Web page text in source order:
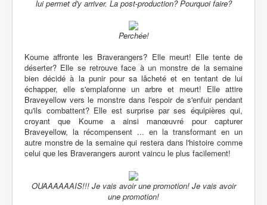
lui permet d'y arriver. La post-production? Pourquoi faire?
Perchée!
Koume affronte les Braverangers? Elle meurt! Elle tente de
déserter? Elle se retrouve face à un monstre de la semaine
bien décidé à la punir pour sa lâcheté et en tentant de lui
échapper, elle s'emplafonne un arbre et meurt! Elle attire
Braveyellow vers le monstre dans l'espoir de s'enfuir pendant
qu'ils combattent? Elle est surprise par ses équipières qui,
croyant que Koume a ainsi manœuvré pour capturer
Braveyellow, la récompensent ... en la transformant en un
autre monstre de la semaine qui restera dans l'histoire comme
celui que les Braverangers auront vaincu le plus facilement!
OUAAAAAAIS!!! Je vais avoir une promotion! Je vais avoir
une promotion!